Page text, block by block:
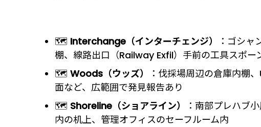
🗺️ Interchange（インターチェンジ）
：ゴシャ
棚、線路出口（Railway Exfil）手前の工具スポー
🗺️Woods（ウッズ）
：伐採場周辺の倉庫内棚
面など、広範囲で発見報告あり
🗺️ Shoreline（ショアライン）
：南部プレハブ
内の机上、管理オフィスのセーフルーム内